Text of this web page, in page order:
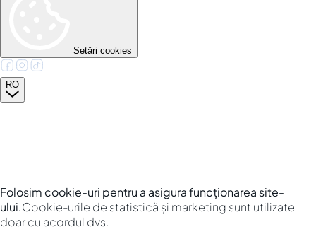
Setări cookies
RO
Folosim cookie-uri pentru a asigura funcționarea site-
ului.Cookie-urile de statistică și marketing sunt utilizate
doar cu acordul dvs.